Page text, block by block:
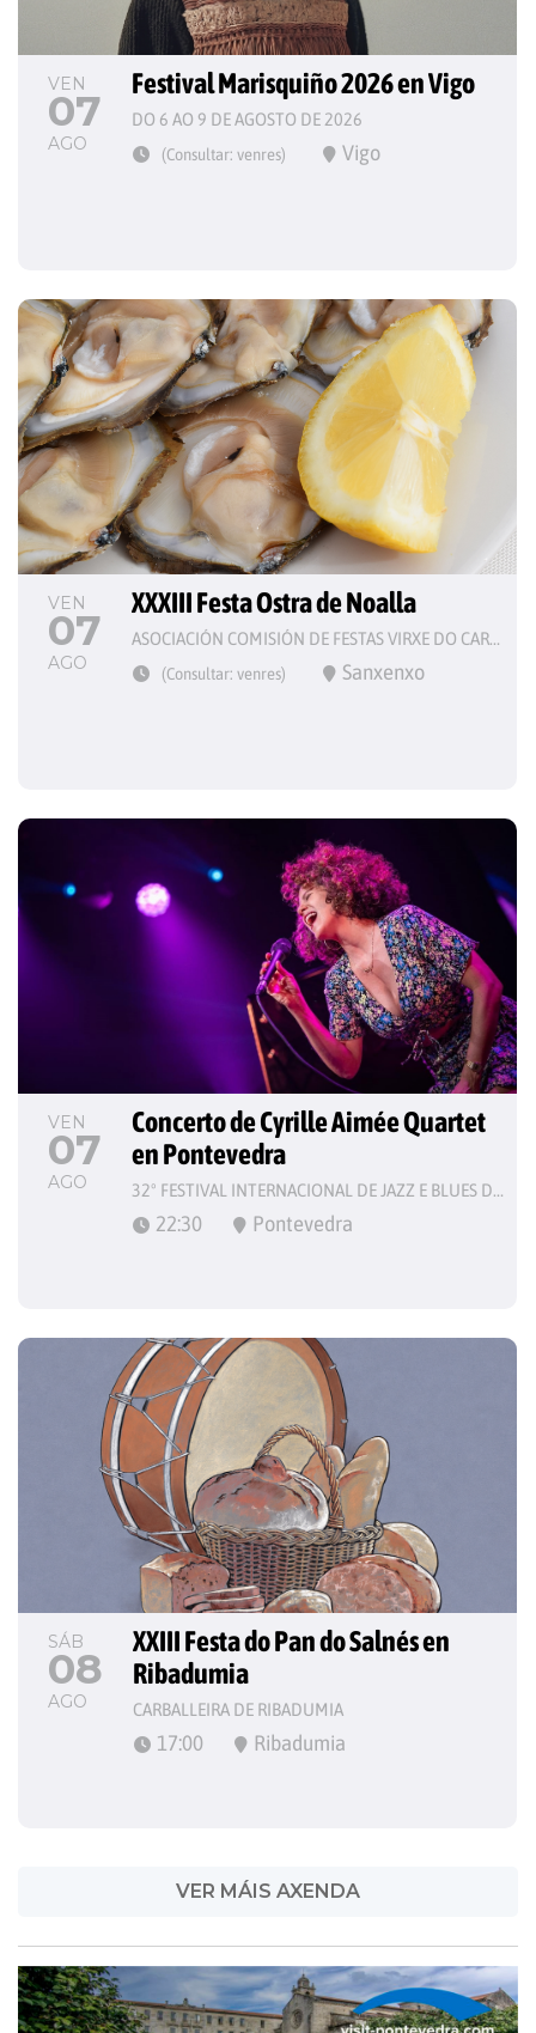
VEN
07
AGO
Festival Marisquiño 2026 en Vigo
DO 6 AO 9 DE AGOSTO DE 2026
(Consultar: venres) Vigo
VEN
07
AGO
XXXIII Festa Ostra de Noalla
ASOCIACIÓN COMISIÓN DE FESTAS VIRXE DO CARME
(Consultar: venres) Sanxenxo
VEN
07
AGO
Concerto de Cyrille Aimée Quartet
en Pontevedra
32º FESTIVAL INTERNACIONAL DE JAZZ E BLUES DE PONTEVEDRA
22:30 Pontevedra
SÁB
08
AGO
XXIII Festa do Pan do Salnés en
Ribadumia
CARBALLEIRA DE RIBADUMIA
17:00 Ribadumia
VER MÁIS AXENDA